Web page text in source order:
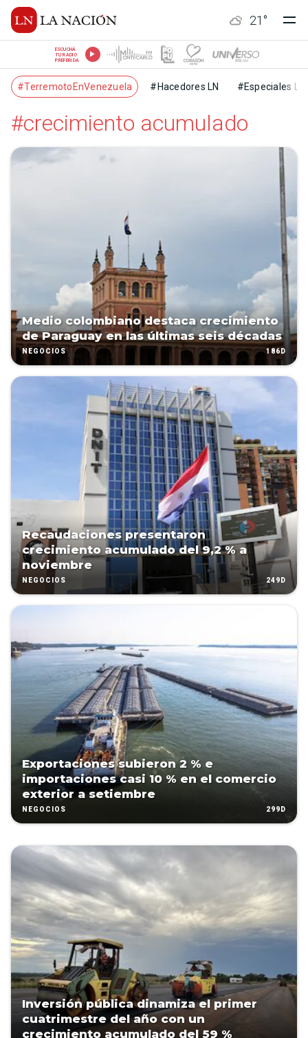
21 °
ESCUCHÁ
TU RADIO
PREFERIDA
#TerremotoEnVenezuela #Hacedores LN #Especiales LN
#crecimiento acumulado
Medio colombiano destaca crecimiento
de Paraguay en las últimas seis décadas
NEGOCIOS 186D
Recaudaciones presentaron
crecimiento acumulado del 9,2 % a
noviembre
NEGOCIOS 249D
Exportaciones subieron 2 % e
importaciones casi 10 % en el comercio
exterior a setiembre
NEGOCIOS 299D
Inversión pública dinamiza el primer
cuatrimestre del año con un
crecimiento acumulado del 59 %